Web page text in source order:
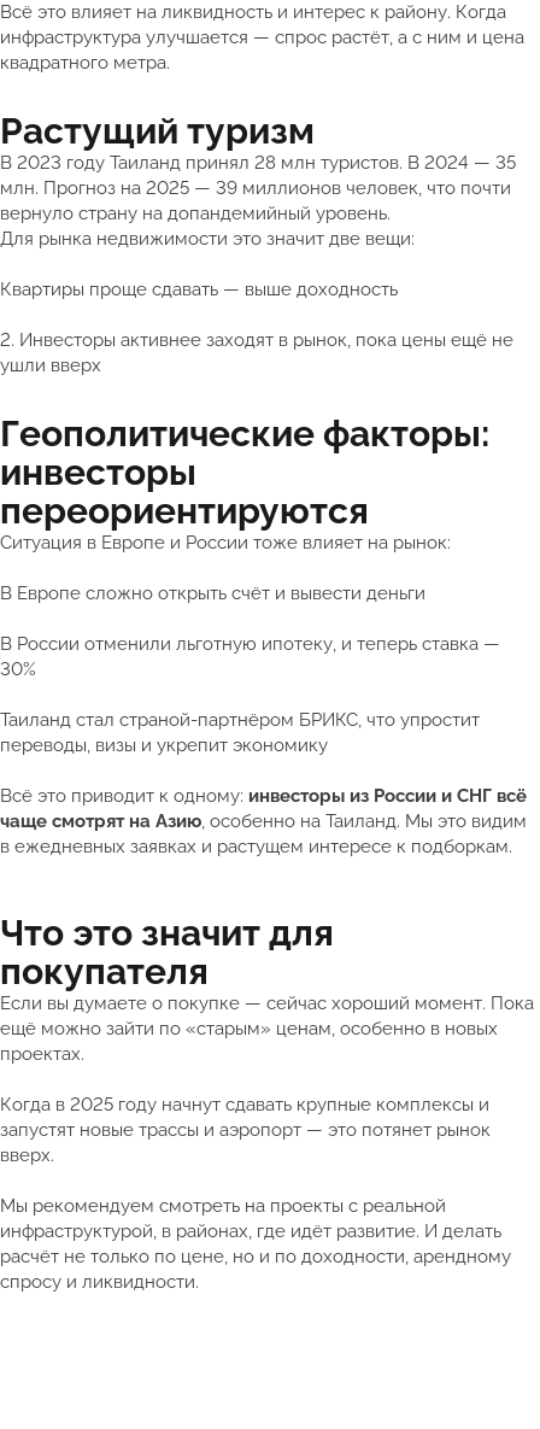
Всё это влияет на ликвидность и интерес к району. Когда
инфраструктура улучшается — спрос растёт, а с ним и цена
квадратного метра.
Растущий туризм
В 2023 году Таиланд принял 28 млн туристов. В 2024 — 35
млн. Прогноз на 2025 — 39 миллионов человек, что почти
вернуло страну на допандемийный уровень.
Для рынка недвижимости это значит две вещи:
Квартиры проще сдавать — выше доходность
2. Инвесторы активнее заходят в рынок, пока цены ещё не
ушли вверх
Геополитические факторы:
инвесторы
переориентируются
Ситуация в Европе и России тоже влияет на рынок:
В Европе сложно открыть счёт и вывести деньги
В России отменили льготную ипотеку, и теперь ставка —
30%
Таиланд стал страной-партнёром БРИКС, что упростит
переводы, визы и укрепит экономику
Всё это приводит к одному: инвесторы из России и СНГ всё
чаще смотрят на Азию, особенно на Таиланд. Мы это видим
в ежедневных заявках и растущем интересе к подборкам.
Что это значит для
покупателя
Если вы думаете о покупке — сейчас хороший момент. Пока
ещё можно зайти по «старым» ценам, особенно в новых
проектах.
Когда в 2025 году начнут сдавать крупные комплексы и
запустят новые трассы и аэропорт — это потянет рынок
вверх.
Мы рекомендуем смотреть на проекты с реальной
инфраструктурой, в районах, где идёт развитие. И делать
расчёт не только по цене, но и по доходности, арендному
спросу и ликвидности.